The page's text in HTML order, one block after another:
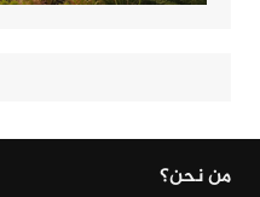
من نحن؟